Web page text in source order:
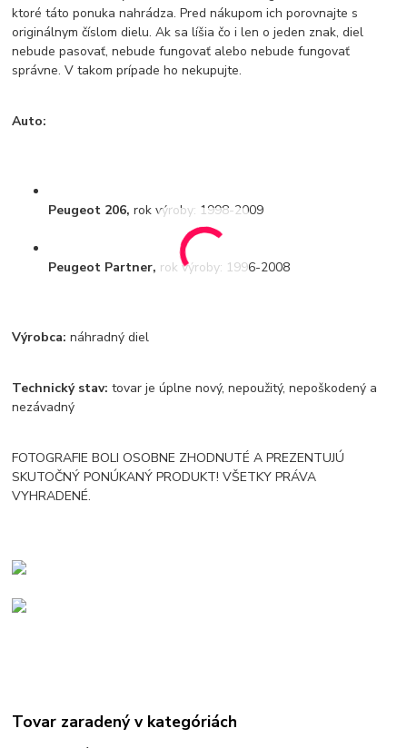
ktoré táto ponuka nahrádza. Pred nákupom ich porovnajte s
originálnym číslom dielu. Ak sa líšia čo i len o jeden znak, diel
nebude pasovať, nebude fungovať alebo nebude fungovať
správne. V takom prípade ho nekupujte.
Auto:
Peugeot 206, rok výroby: 1998-2009
Peugeot Partner, rok výroby: 1996-2008
Výrobca: náhradný diel
Technický stav: tovar je úplne nový, nepoužitý, nepoškodený a
nezávadný
FOTOGRAFIE BOLI OSOBNE ZHODNUTÉ A PREZENTUJÚ
SKUTOČNÝ PONÚKANÝ PRODUKT! VŠETKY PRÁVA
VYHRADENÉ.
Tovar zaradený v kategóriách